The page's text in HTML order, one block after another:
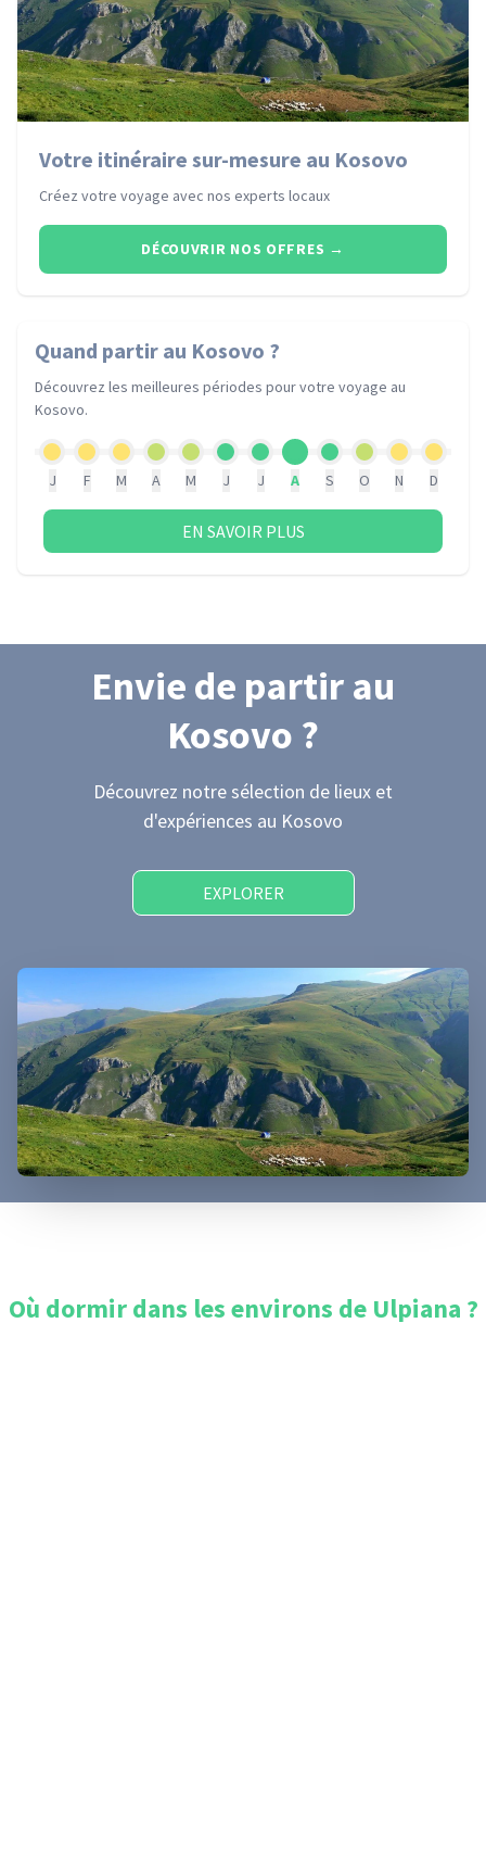
Votre itinéraire sur-mesure au Kosovo
Créez votre voyage avec nos experts locaux
DÉCOUVRIR NOS OFFRES →
Quand partir au Kosovo ?
Découvrez les meilleures périodes pour votre voyage au
Kosovo.
J F M A M J J A S O N D
EN SAVOIR PLUS
Envie de partir au
Kosovo ?
Découvrez notre sélection de lieux et
d'expériences au Kosovo
EXPLORER
Où dormir dans les environs de Ulpiana ?